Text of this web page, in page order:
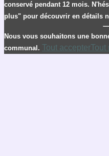
conservé pendant 12 mois.
plus" pour découvrir en détails
Nous vous souhaitons une
communal. Tout accepterTout